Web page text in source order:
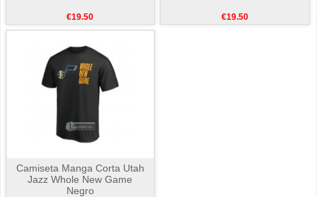
€19.50 €19.50
Camiseta Manga Corta Utah
Jazz Whole New Game
Negro